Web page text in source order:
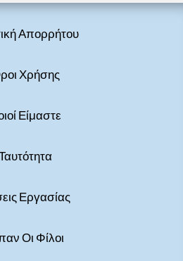
Απορρήτου
Χρήσης
Είμαστε
Εργασίας
Οι Φίλοι